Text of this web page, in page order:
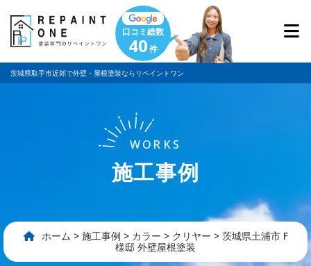
口コミ総数
40 件
茨城県取手市近郊で外壁・屋根塗装ならリペイントワン
WORKS
施工事例
ホーム > 施工事例 > カラー > クリヤー > 茨城県土浦市 F
様邸 外壁屋根塗装